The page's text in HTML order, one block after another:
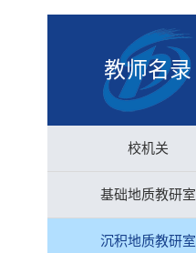
教师名录
校机关
基础地质教研室
沉积地质教研室